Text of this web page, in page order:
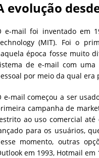
evolução
e-mail foi inventado em
(MIT). Foi o
época fosse muito
de e-mail com
por meio da qual era
e-mail começou a ser
campanha de
ao uso comercial
para os usuários,
momento, outras
em 1993, Hotmail em